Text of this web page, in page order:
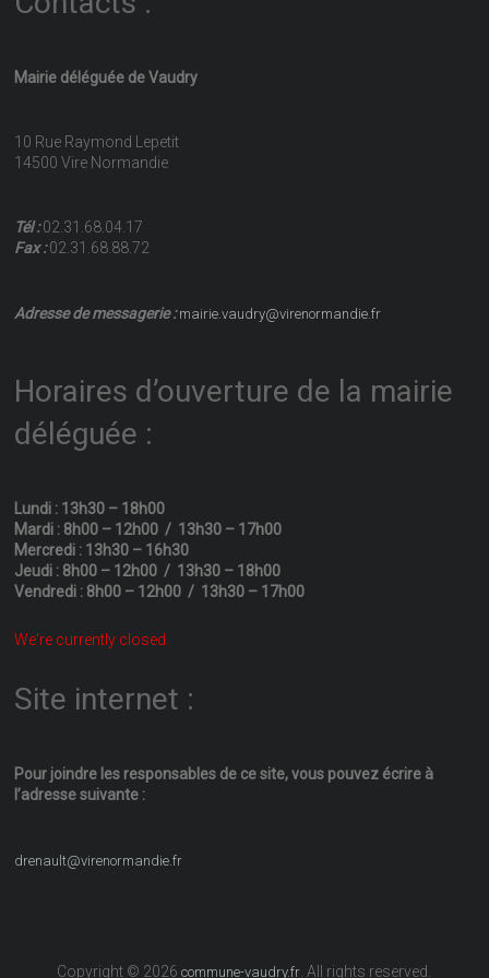
Mairie déléguée de Vaudry
10 Rue Raymond Lepetit
14500 Vire Normandie
Tél :02.31.68.04.17
Fax :02.31.68.88.72
Adresse de messagerie :mairie.vaudry@virenormandie.fr
Horaires d’ouverture de la mairie
déléguée :
Lundi : 13h30 – 18h00
Mardi : 8h00 – 12h00 / 13h30 – 17h00
Mercredi : 13h30 – 16h30
Jeudi : 8h00 – 12h00 / 13h30 – 18h00
Vendredi : 8h00 – 12h00 / 13h30 – 17h00
We're currently closed.
Site internet :
Pour joindre les responsables de ce site, vous pouvez écrire à
l’adresse suivante :
drenault@virenormandie.fr
Copyright © 2026commune-vaudry.fr . All rights reserved.